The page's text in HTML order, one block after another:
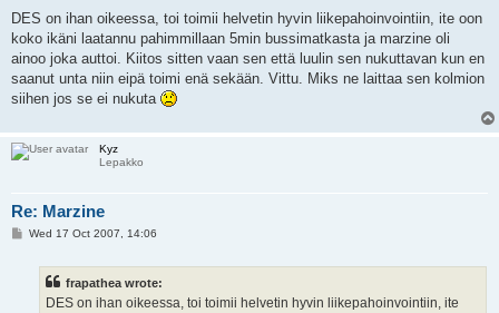
s
DES on ihan oikeessa, toi toimii helvetin hyvin liikepahoinvointiin, ite oon
koko ikäni laatannu pahimmillaan 5min bussimatkasta ja marzine oli
ainoo joka auttoi. Kiitos sitten vaan sen että luulin sen nukuttavan kun en
saanut unta niin eipä toimi enä sekään. Vittu. Miks ne laittaa sen kolmion
siihen jos se ei nukuta
Kyz
Lepakko
Re: Marzine
PWed 17 Oct 2007, 14:06
frapathea wrote:
DES on ihan oikeessa, toi toimii helvetin hyvin liikepahoinvointiin, ite